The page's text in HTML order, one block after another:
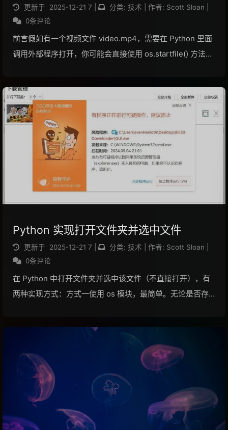
更新于 2025-12-21 7 分类: 技术 作者: Scott Sloan
0条评论
前言假如有一个视频文件 video.mp4，需要在 Python 里面
调用外部程序打开，你可能会直接使用 os.startfile() 方法，
Wind...
阅读全文...
Python 实现打开文件夹并选中文件
更新于 2025-12-21 7 分类: 技术 作者: Scott Sloan
0条评论
在 Python 中打开文件夹并选中该文件（不直接打开），有
两种实现方式：方式一使用 os 模块，最简单。无论是否存
阅读全文...